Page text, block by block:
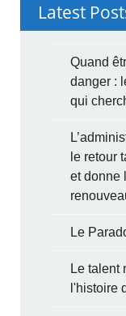
Latest
Quand
danger :
qui
le retour
et donne
Le
Le talent
l'histoire